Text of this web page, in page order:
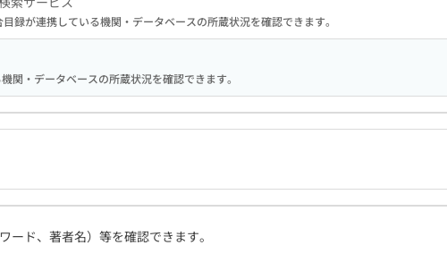
録が連携している機関・データベースの所蔵状況を確認できます。
関・データベースの所蔵状況を確認できます。
ド、著者名）等を確認できます。